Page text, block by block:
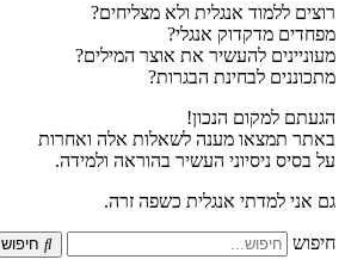
רוצים ללמוד אנגלית ולא מצליחים?
מפחדים מדקדוק אנגלי?
מעוניינים להעשיר את אוצר המילים?
מתכוננים לבחינת הבגרות?
הגעתם למקום הנכון!
באתר תמצאו מענה לשאלות אלה ואחרות
על בסיס ניסיוני העשיר בהוראה ולמידה.
גם אני למדתי אנגלית כשפה זרה.
חיפוש חיפוש